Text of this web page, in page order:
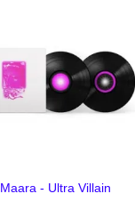
Maara - Ultra Villain